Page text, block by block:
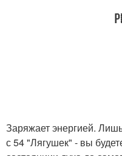
Заряжает энергией.
с 54 "Лягушек" - вы